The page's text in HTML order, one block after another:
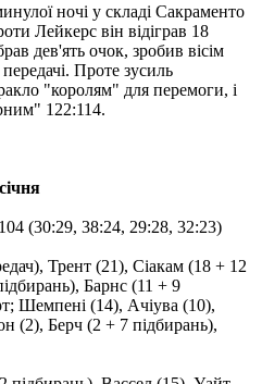
ночі у складі Сакраменто
Лейкерс він відіграв 18
дев'ять очок, зробив вісім
передачі. Проте зусиль
"королям" для перемоги, і
122:114.
(30:29, 38:24, 29:28, 32:23)
Трент (21), Сіакам (18 + 12
Барнс (11 + 9
Шемпені (14), Ачіува (10),
(2), Берч (2 + 7 підбирань),